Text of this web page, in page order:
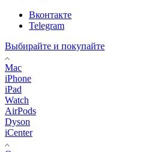
Вконтакте
Telegram
Выбирайте и покупайте
Mac
iPhone
iPad
Watch
AirPods
Dyson
iCenter